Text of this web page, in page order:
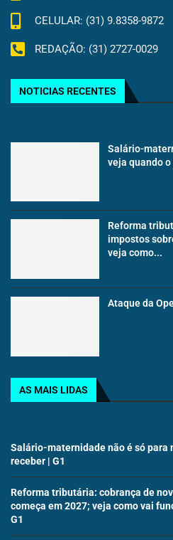
CELULAR: (31) 9.8358-9872
REDAÇÃO: (31) 2727-0029
NOTICIAS RECENTES
Salário-
veja quando
Reforma
impostos
veja como...
Ataque da
AS MAIS LIDAS
Salário-maternidade não é só para
receber | G1
Reforma tributária: cobrança de
começa em 2027; veja como vai
G1